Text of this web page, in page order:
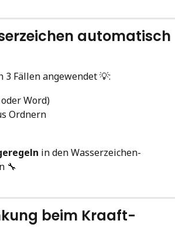
automatisch
Fällen angewendet 💡:
Word)
Ordnern
in den Wasserzeichen-
🔧
beim Kraaft-